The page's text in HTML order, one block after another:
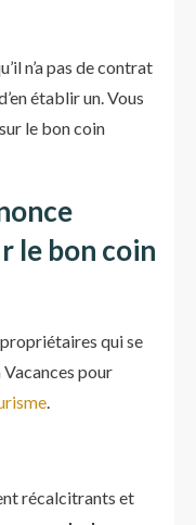
n’a pas de contrat
établir un. Vous
le bon coin
le bon coin
propriétaires qui se
pour
.
récalcitrants et